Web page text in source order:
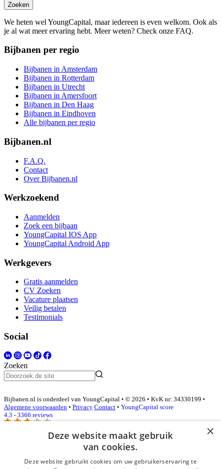
Zoeken
We heten wel YoungCapital, maar iedereen is even welkom. Ook als
je al wat meer ervaring hebt. Meer weten? Check onze FAQ.
Bijbanen per regio
Bijbanen in Amsterdam
Bijbanen in Rotterdam
Bijbanen in Utrecht
Bijbanen in Amersfoort
Bijbanen in Den Haag
Bijbanen in Eindhoven
Alle bijbanen per regio
Bijbanen.nl
F.A.Q.
Contact
Over Bijbanen.nl
Werkzoekend
Aanmelden
Zoek een bijbaan
YoungCapital IOS App
YoungCapital Android App
Werkgevers
Gratis aanmelden
CV Zoeken
Vacature plaatsen
Veilig betalen
Testimonials
Social
Zoeken
Bijbanen.nl is onderdeel van YoungCapital • © 2026 • KvK nr: 34330199 •
Algemene voorwaarden • Privacy Contact • YoungCapital score
4.3 - 3366 reviews
×
Deze website maakt gebruik
van cookies.
Deze website gebruikt cookies om uw gebruikerservaring te